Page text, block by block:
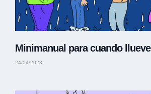
Minimanual para cuando llueve
24/04/2023